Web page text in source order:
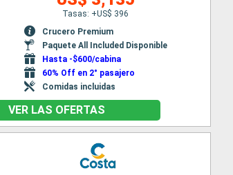
Tasas: +US$ 396
Crucero Premium
Paquete All Included Disponible
Hasta -$600/cabina
60% Off en 2° pasajero
Comidas incluidas
VER LAS OFERTAS